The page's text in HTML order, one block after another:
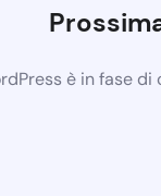
è in fase